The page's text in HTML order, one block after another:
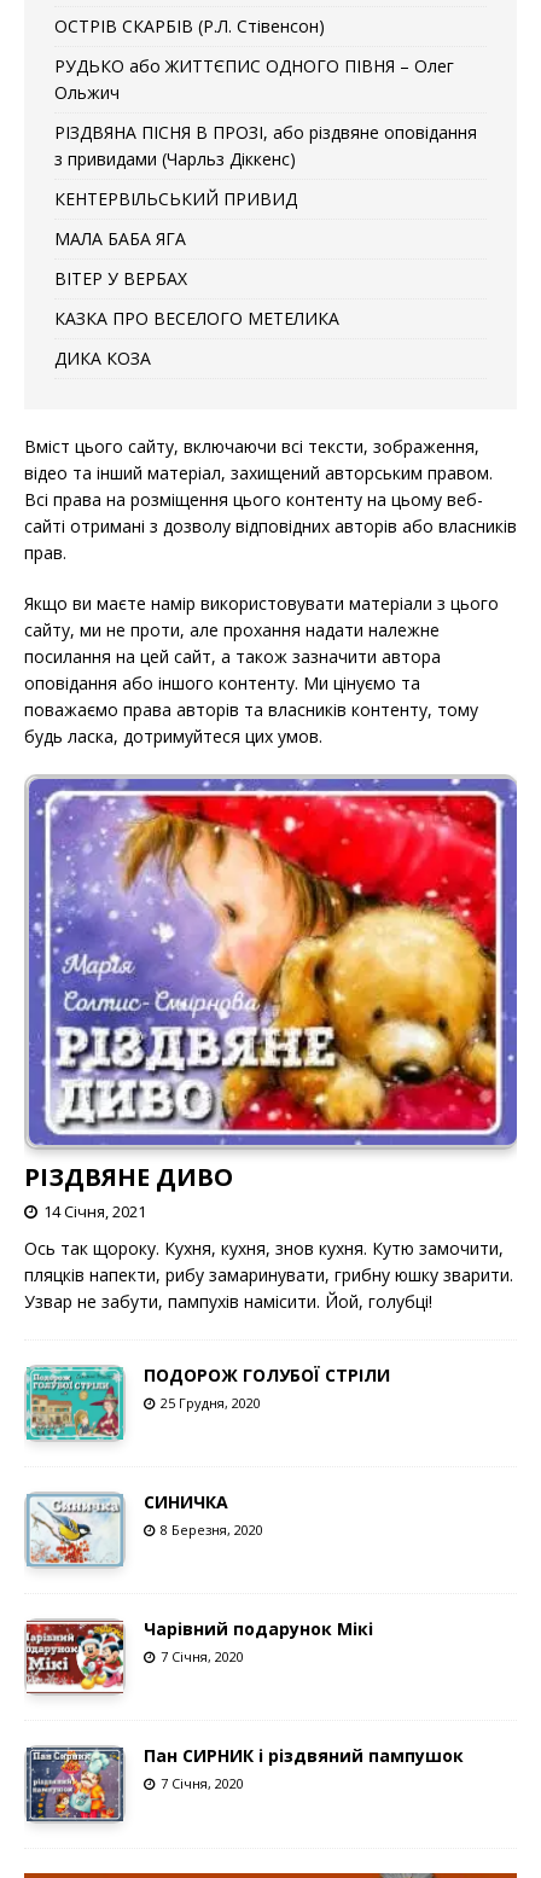
ОСТРІВ СКАРБІВ (Р.Л. Стівенсон)
РУДЬКО або ЖИТТЄПИС ОДНОГО ПІВНЯ – Олег
Ольжич
РІЗДВЯНА ПІСНЯ В ПРОЗІ, або різдвяне оповідання
з привидами (Чарльз Діккенс)
КЕНТЕРВІЛЬСЬКИЙ ПРИВИД
МАЛА БАБА ЯГА
ВІТЕР У ВЕРБАХ
КАЗКА ПРО ВЕСЕЛОГО МЕТЕЛИКА
ДИКА КОЗА
Вміст цього сайту, включаючи всі тексти, зображення,
відео та інший матеріал, захищений авторським правом.
Всі права на розміщення цього контенту на цьому веб-
сайті отримані з дозволу відповідних авторів або власників
прав.
Якщо ви маєте намір використовувати матеріали з цього
сайту, ми не проти, але прохання надати належне
посилання на цей сайт, а також зазначити автора
оповідання або іншого контенту. Ми цінуємо та
поважаємо права авторів та власників контенту, тому
будь ласка, дотримуйтеся цих умов.
РІЗДВЯНЕ ДИВО
14 Січня, 2021
Ось так щороку. Кухня, кухня, знов кухня. Кутю замочити,
пляцків напекти, рибу замаринувати, грибну юшку зварити.
Узвар не забути, пампухів намісити. Йой, голубці!
ПОДОРОЖ ГОЛУБОЇ СТРІЛИ
25 Грудня, 2020
СИНИЧКА
8 Березня, 2020
Чарівний подарунок Мікі
7 Січня, 2020
Пан СИРНИК і різдвяний пампушок
7 Січня, 2020